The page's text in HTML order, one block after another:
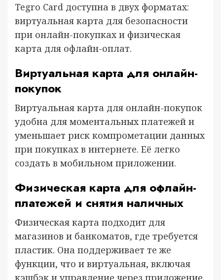
Tegro Card доступна в двух форматах:
виртуальная карта для безопасности
при онлайн-покупках и физическая
карта для офлайн-оплат.
Виртуальная карта для онлайн-
покупок
Виртуальная карта для онлайн-покупок
удобна для моментальных платежей и
уменьшает риск компрометации данных
при покупках в интернете. Её легко
создать в мобильном приложении.
Физическая карта для офлайн-
платежей и снятия наличных
Физическая карта подходит для
магазинов и банкоматов, где требуется
пластик. Она поддерживает те же
функции, что и виртуальная, включая
кэшбэк и управление через приложение.